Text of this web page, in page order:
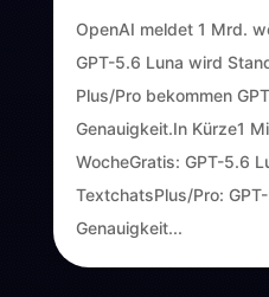
OpenAI meldet 1 Mrd.
GPT-5.6 Luna wird
Plus/Pro bekommen
Genauigkeit.In Kürze1
WocheGratis: GPT-5.6
TextchatsPlus/Pro:
Genauigkeit...